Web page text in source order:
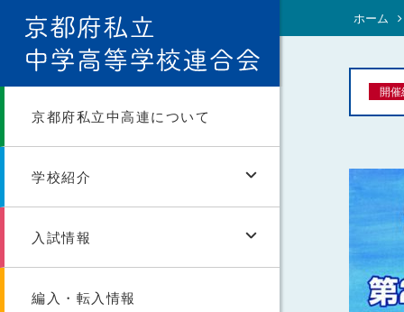
京都府私立中高連について
学校紹介
入試情報
編入・転入情報
ホーム
開催